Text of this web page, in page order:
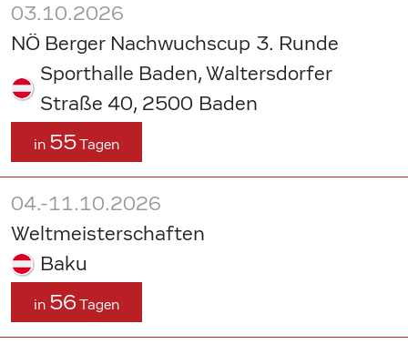
03.10.2026
NÖ Berger Nachwuchscup 3. Runde
Sporthalle Baden, Waltersdorfer
Straße 40, 2500 Baden
in 55Tagen
04.-11.10.2026
Weltmeisterschaften
Baku
in 56 Tagen